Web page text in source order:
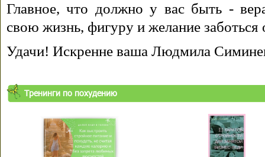
Главное, что должно у вас быть -
свою жизнь, фигуру и желание заботься
Удачи! Искренне ваша Людмила
Тренинги по похудению